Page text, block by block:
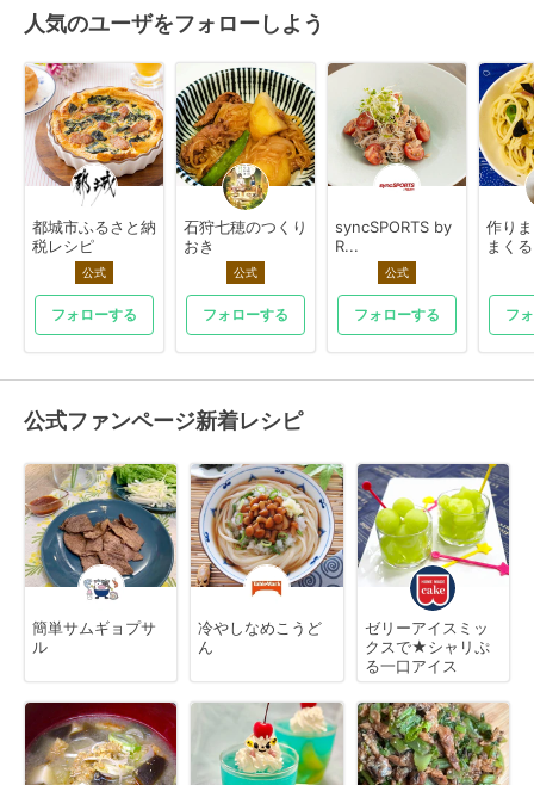
人気のユーザをフォローしよう
都城市ふるさと納
税レシピ
公式
フォローする
石狩七穂のつくり
おき
公式
フォローする
syncSPORTS by
R...
公式
フォローする
作り
まくる
フ
公式ファンページ新着レシピ
簡単サムギョプサ
ル
冷やしなめこうど
ん
ゼリーアイスミッ
クスで★シャリぷ
る一口アイス